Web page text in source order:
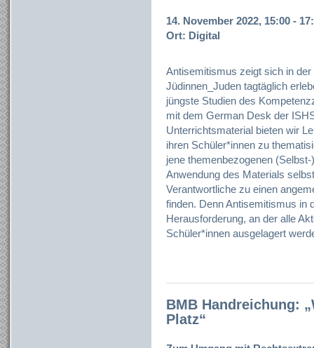
14. November 2022, 15:00 -
Ort: Digital
Antisemitismus zeigt sich in
Jüdinnen_Juden tagtäglich
jüngste Studien des
mit dem German Desk der
Unterrichtsmaterial bieten wir
ihren Schüler*innen zu
jene themenbezogenen
Anwendung des Materials
Verantwortliche zu einen
finden. Denn Antisemitismus in
Herausforderung, an der alle
Schüler*innen ausgelagert
BMB Handreichung:
Platz“